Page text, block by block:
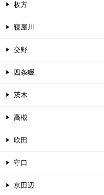
枚方
寝屋川
交野
四条畷
茨木
高槻
吹田
守口
京田辺